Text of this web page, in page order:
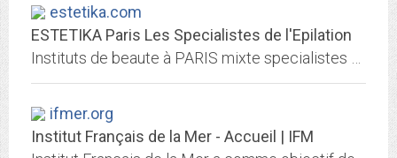
estetika.com
ESTETIKA Paris Les Specialistes de l'Epilation
ifmer.org
Institut Français de la Mer - Accueil | IFM